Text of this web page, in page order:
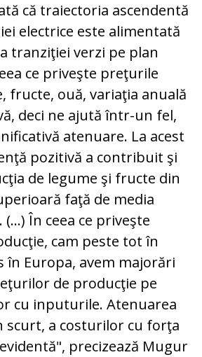
că traiectoria ascendentă
electrice este alimentată
tranziţiei verzi pe plan
ce priveşte preţurile
fructe, ouă, variaţia anuală
deci ne ajută într-un fel,
atenuare. La acest
pozitivă a contribuit şi
de legume şi fructe din
faţă de media
În ceea ce priveşte
cam peste tot în
în Europa, avem majorări
de producţie pe
cu inputurile. Atenuarea
scurt, a costurilor cu forţa
precizează Mugur